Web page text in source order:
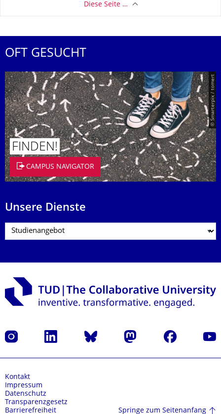
Diese Seite …
OFT GESUCHT
© Smarterpix / tomert
FINDEN!
CAMPUS NAVIGATOR
Unsere Dienste
Instagram LinkedIn Bluesky Mastodon Facebook
Kontakt
Impressum
Datenschutz
Transparenzgesetz
Barrierefreiheit
Springe zum Seitenanfang